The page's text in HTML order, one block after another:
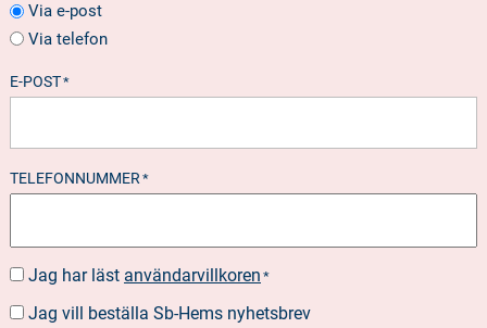
Via e-post
Via telefon
E-POST*
TELEFONNUMMER *
SUOSTUMUS *
Jag har läst användarvillkoren *
BESTÄLLA
Jag vill beställa Sb-Hems nyhetsbrev